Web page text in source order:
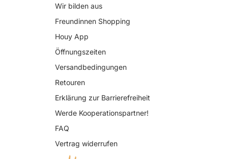
Wir bilden aus
Freundinnen Shopping
Houy App
Öffnungszeiten
Versandbedingungen
Retouren
Erklärung zur Barrierefreiheit
Werde Kooperationspartner!
FAQ
Vertrag widerrufen